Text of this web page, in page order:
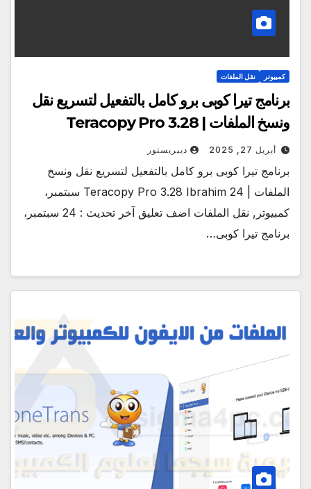
كمبيوتر نقل الملفات
برنامج تيرا كوبى برو كامل بالتفعيل لتسريع نقل
ونسخ الملفات | Teracopy Pro 3.28
أبريل 27, 2025 ديبريستور
برنامج تيرا كوبى برو كامل بالتفعيل لتسريع نقل ونسخ
الملفات | Teracopy Pro 3.28 Ibrahim 24 سبتمبر،
كمبيوتر, نقل الملفات اضف تعليق آخر تحديث : 24 سبتمبر،
برنامج تيرا كوبى…